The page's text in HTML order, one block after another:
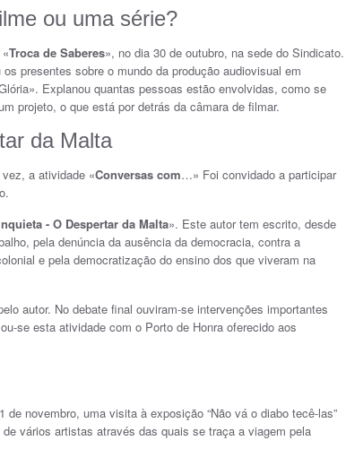
ou uma série?
Troca de Saberes», no dia 30 de outubro, na sede do Sindicato.
presentes sobre o mundo da produção audiovisual em
Explanou quantas pessoas estão envolvidas, como se
projeto, o que está por detrás da câmara de filmar.
da Malta
a atividade «Conversas com…» Foi convidado a participar
- O Despertar da Malta». Este autor tem escrito, desde
pela denúncia da ausência da democracia, contra a
e pela democratização do ensino dos que viveram na
autor. No debate final ouviram-se intervenções importantes
se esta atividade com o Porto de Honra oferecido aos
novembro, uma visita à exposição “Não vá o diabo tecê-las”
vários artistas através das quais se traça a viagem pela